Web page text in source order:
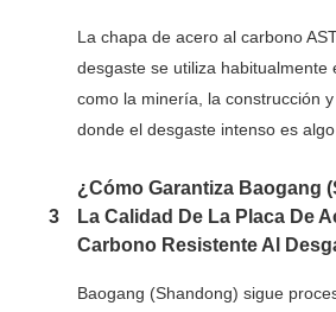
La chapa de acero al carbono
desgaste se utiliza habitualmente
como la minería, la construcción y
donde el desgaste intenso es
3
¿Cómo Garantiza Baogang
La Calidad De La Placa De
Carbono Resistente Al
Baogang (Shandong) sigue